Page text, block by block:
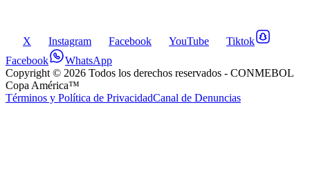
X Instagram Facebook YouTube
Tiktok
Facebook
WhatsApp
Copyright © 2026 Todos los derechos reservados - CONMEBOL
Copa América™
Términos y Política de PrivacidadCanal de Denuncias